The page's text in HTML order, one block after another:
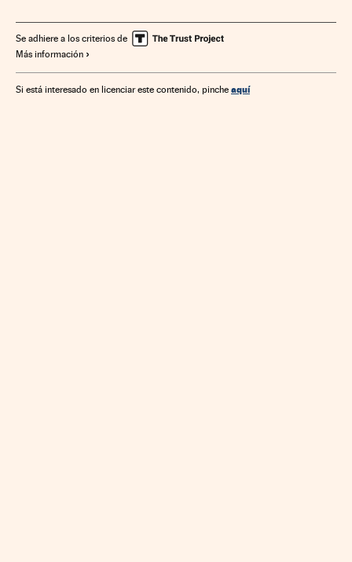
Finanzas BME Growth
Se adhiere a los criterios de
Más información
Si está interesado en licenciar este contenido, pinche aquí